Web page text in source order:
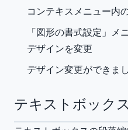
コンテキスメニュー内
「図形の書式設定」メ
デザインを変更
デザイン変更ができま
テキストボック